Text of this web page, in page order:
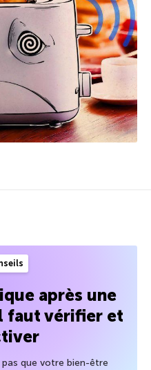
après une
faut vérifier et
pas que votre bien-être